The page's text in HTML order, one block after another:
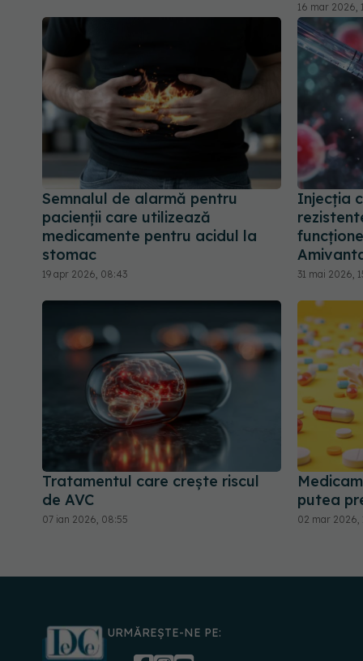
16 mar 2026,
Semnalul de alarmă pentru
pacienții care utilizează
medicamente pentru acidul la
stomac
19 apr 2026, 08:43
Injecția
31 mai 2026,
Tratamentul care crește riscul
de AVC
07 ian 2026, 08:55
putea
02 mar 2026,
URMĂREȘTE-NE PE: